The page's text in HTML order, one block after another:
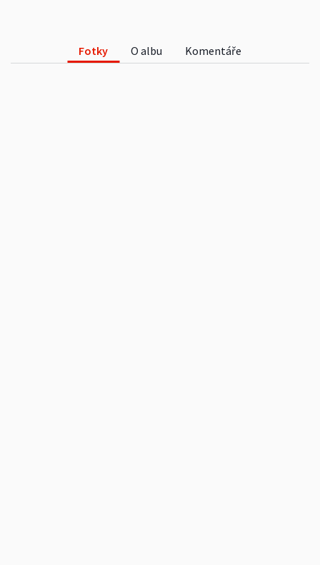
Fotky O albu Komentáře